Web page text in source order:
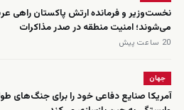
نخست‌وزیر و فرمانده ارتش پاکستان راهی
می‌شوند؛ امنیت منطقه در صدر مذاکرات
20 ساعت پیش
جهان
آمریکا صنایع دفاعی خود را برای جنگ‌های